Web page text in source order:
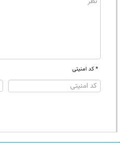
* کد امنیتی